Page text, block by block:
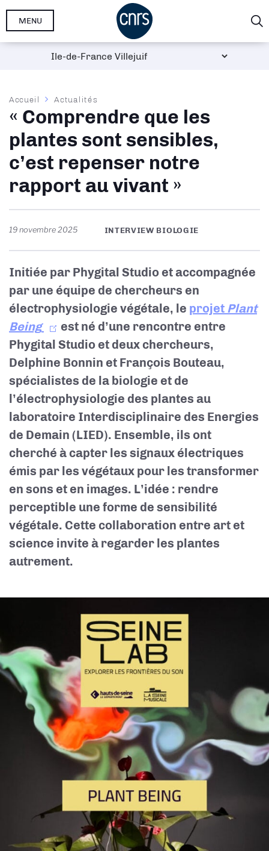
Aller
MENU
Fil
d'Ariane
Accueil Actualités
« Comprendre que les
plantes sont sensibles,
c’est repenser notre
rapport au vivant »
19 novembre 2025 INTERVIEW BIOLOGIE
Initiée par Phygital Studio et accompagnée
par une équipe de chercheurs en
électrophysiologie végétale, le projet Plant
Being
est né d’une rencontre entre
Phygital Studio et deux chercheurs,
Delphine Bonnin et François Bouteau,
spécialistes de la biologie et de
l’électrophysiologie des plantes au
laboratoire Interdisciplinaire des Energies
de Demain (LIED). Ensemble, ils ont
cherché à capter les signaux électriques
émis par les végétaux pour les transformer
en sons et en images. L’idée : rendre
perceptible une forme de sensibilité
végétale. Cette collaboration entre art et
science invite à regarder les plantes
autrement.